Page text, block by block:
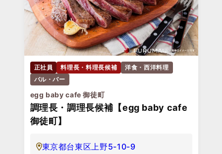
正社員 料理長・料理長候補
洋食・西洋料理
バル・バー
egg baby cafe 御徒町
調理長・調理長候補【egg baby cafe
御徒町】
東京都台東区上野5-10-9